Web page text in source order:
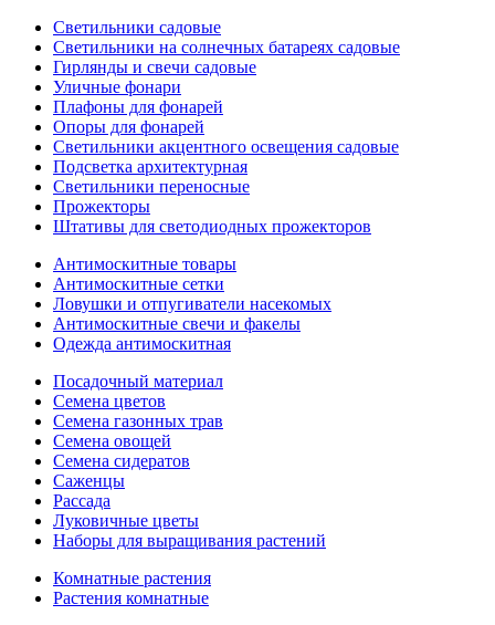
Светильники садовые
Светильники на солнечных батареях садовые
Гирлянды и свечи садовые
Уличные фонари
Плафоны для фонарей
Опоры для фонарей
Светильники акцентного освещения садовые
Подсветка архитектурная
Светильники переносные
Прожекторы
Штативы для светодиодных прожекторов
Антимоскитные товары
Антимоскитные сетки
Ловушки и отпугиватели насекомых
Антимоскитные свечи и факелы
Одежда антимоскитная
Посадочный материал
Семена цветов
Семена газонных трав
Семена овощей
Семена сидератов
Саженцы
Рассада
Луковичные цветы
Наборы для выращивания растений
Комнатные растения
Растения комнатные